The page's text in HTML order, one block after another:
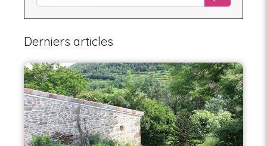
Derniers articles